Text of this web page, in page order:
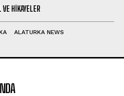
HIKAYELER
ALATURKA NEWS